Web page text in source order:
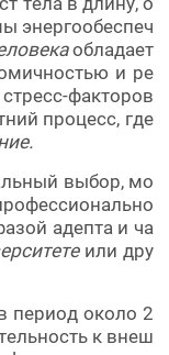
энергообеспеч
обладает
и ре
факторов
процесс, где
выбор, мо
адепта и ча
или дру
период около 2
к внеш